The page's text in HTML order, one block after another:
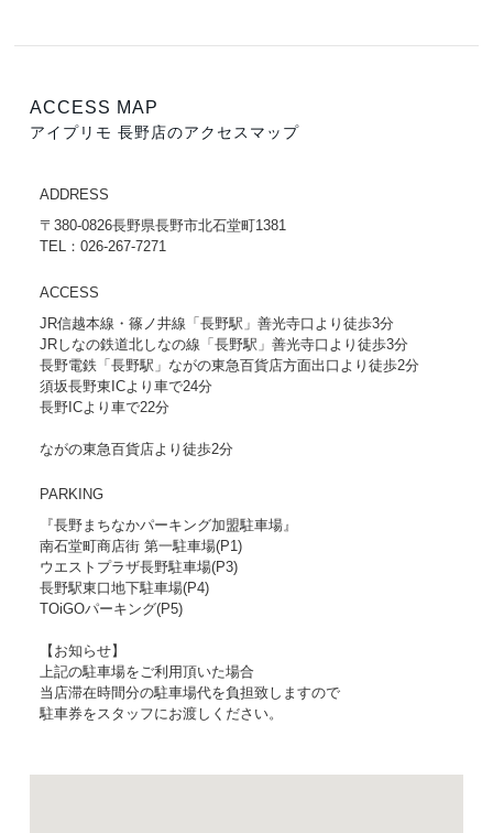
ACCESS MAP
アイプリモ 長野店のアクセスマップ
ADDRESS
〒380-0826長野県長野市北石堂町1381
TEL：026-267-7271
ACCESS
JR信越本線・篠ノ井線「長野駅」善光寺口より徒歩3分
JRしなの鉄道北しなの線「長野駅」善光寺口より徒歩3分
長野電鉄「長野駅」ながの東急百貨店方面出口より徒歩2分
須坂長野東ICより車で24分
長野ICより車で22分
ながの東急百貨店より徒歩2分
PARKING
『長野まちなかパーキング加盟駐車場』
南石堂町商店街 第一駐車場(P1)
ウエストプラザ長野駐車場(P3)
長野駅東口地下駐車場(P4)
TOiGOパーキング(P5)
【お知らせ】
上記の駐車場をご利用頂いた場合
当店滞在時間分の駐車場代を負担致しますので
駐車券をスタッフにお渡しください。